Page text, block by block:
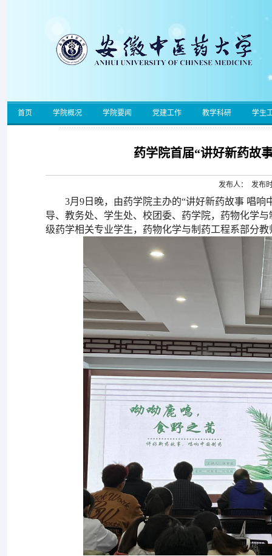
首页 学院概况 学院要闻 党建工作 教学科研 学生
药学院首届“讲好新药故
发布人： 发布
3月9日晚，由药学院主办的“讲好新药故事 唱
导、教务处、学生处、校团委、药学院，药物化学
级药学相关专业学生，药物化学与制药工程系部分教